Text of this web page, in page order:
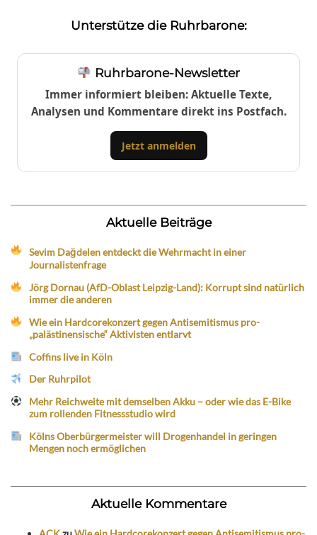
Unterstütze die Ruhrbarone:
Ruhrbarone-Newsletter
Immer informiert bleiben: Aktuelle Texte,
Analysen und Kommentare direkt ins Postfach.
Jetzt anmelden
Aktuelle Beiträge
Sevim Dağdelen entdeckt die Wehrmacht in einer
Journalistenfrage
Jörg Dornau (AfD-Oblast Leipzig-Land): Korrupt sind natürlich
immer die anderen
Wie ein Hardcorekonzert gegen Antisemitismus pro-
„palästinensische“ Aktivisten entlarvt
Coffins live in Köln
Der Ruhrpilot
Mehr Reichweite mit demselben Akku – oder wie das E-Bike
zum rollenden Fitnessstudio wird
Kölns Oberbürgermeister will Drogenhandel in geringen
Mengen noch ermöglichen
Aktuelle Kommentare